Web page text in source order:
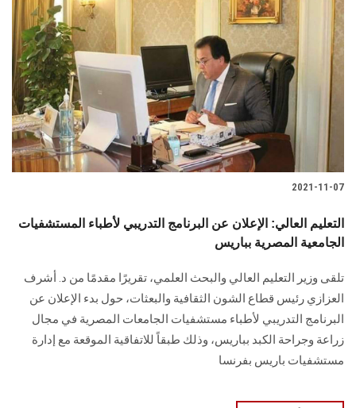
2021-11-07
التعليم العالي: الإعلان عن البرنامج التدريبي لأطباء المستشفيات
الجامعية المصرية بباريس
تلقى وزير التعليم العالي والبحث العلمي، تقريرًا مقدمًا من د. أشرف
العزازي رئيس قطاع الشون الثقافية والبعثات، حول بدء الإعلان عن
البرنامج التدريبي لأطباء مستشفيات الجامعات المصرية في مجال
زراعة وجراحة الكبد بباريس، وذلك طبقاً للاتفاقية الموقعة مع إدارة
مستشفيات باريس بفرنسا